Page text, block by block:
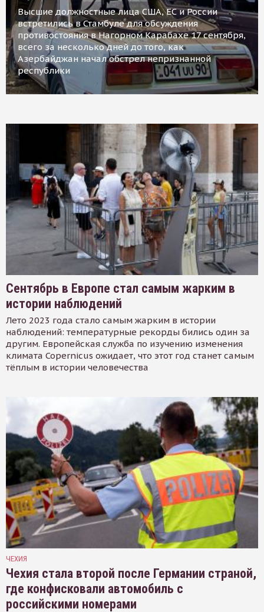
Высшие должностные лица США, ЕС и России
встретились в Стамбуле для обсуждения
противостояния в Нагорном Карабахе 17 сентября,
всего за несколько дней до того, как
Азербайджан начал обстрел непризнанной
республики
Сентябрь в Европе стал самым жарким в
истории наблюдений
Лето 2023 года стало самым жарким в истории
наблюдений: температурные рекорды бились один за
другим. Европейская служба по изучению изменения
климата Copernicus ожидает, что этот год станет самым
тёплым в истории человечества
ЧЕХИЯ
Чехия стала второй после Германии страной,
где конфисковали автомобиль с
российскими номерами